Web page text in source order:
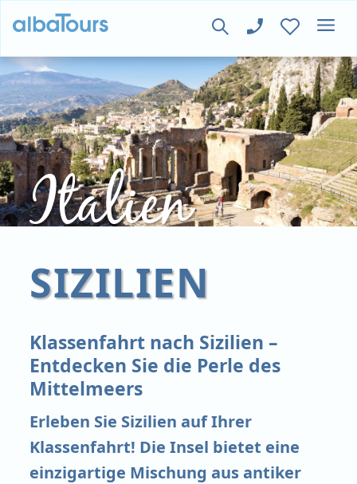
Italien
SIZILIEN
Klassenfahrt nach Sizilien –
Entdecken Sie die Perle des
Mittelmeers
Erleben Sie Sizilien auf Ihrer
Klassenfahrt! Die Insel bietet eine
einzigartige Mischung aus antiker